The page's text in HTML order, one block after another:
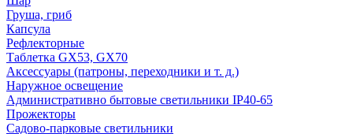
Груша, гриб
Капсула
Рефлекторные
Таблетка GX53, GX70
Аксессуары (патроны, переходники и т. д.)
Наружное освещение
Административно бытовые светильники IP40-65
Прожекторы
Садово-парковые светильники